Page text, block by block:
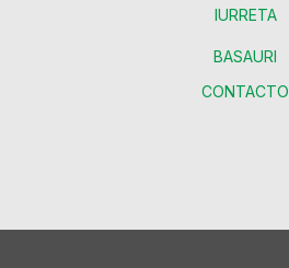
IURRETA
BASAURI
CONTACTO